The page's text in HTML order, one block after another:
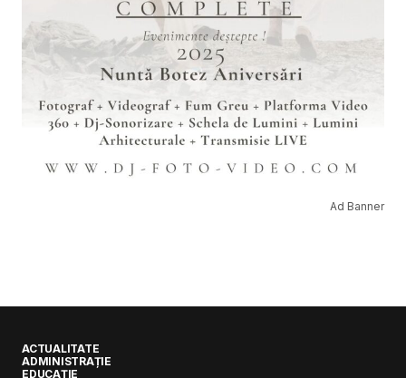
Ad Banner
ACTUALITATE
ADMINISTRAȚIE
EDUCAȚIE